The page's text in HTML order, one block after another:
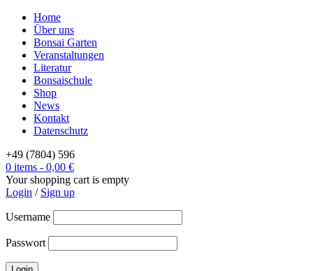
Home
Über uns
Bonsai Garten
Veranstaltungen
Literatur
Bonsaischule
Shop
News
Kontakt
Datenschutz
+49 (7804) 596
0 items - 0,00 €
Your shopping cart is empty
Login / Sign up
Username
Passwort